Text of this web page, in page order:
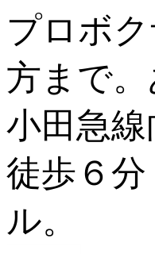
プロボ
方まで
小田急
徒歩６
ル。